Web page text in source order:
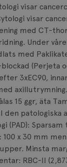
visar
visar
med CT-
Under
med
(Perjeta
3xEC90,
15 ggr, äta
den patologiska
(PAD):
x 30 mm
Minsta
RBC-II